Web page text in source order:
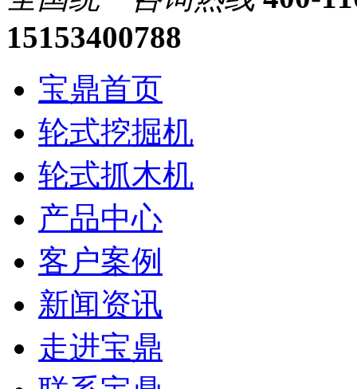
15153400788
宝鼎首页
轮式挖掘机
轮式抓木机
产品中心
客户案例
新闻资讯
走进宝鼎